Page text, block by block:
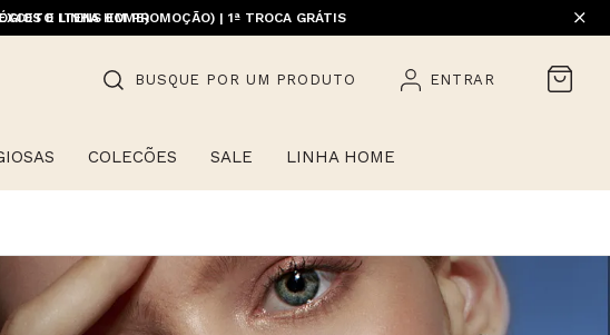
E ITENS EM PROMOÇÃO) | 1ª TROCA GRÁTIS
LINHA HOME)
BUSQUE POR UM PRODUTO ENTRAR
COLECÕES SALE LINHA HOME